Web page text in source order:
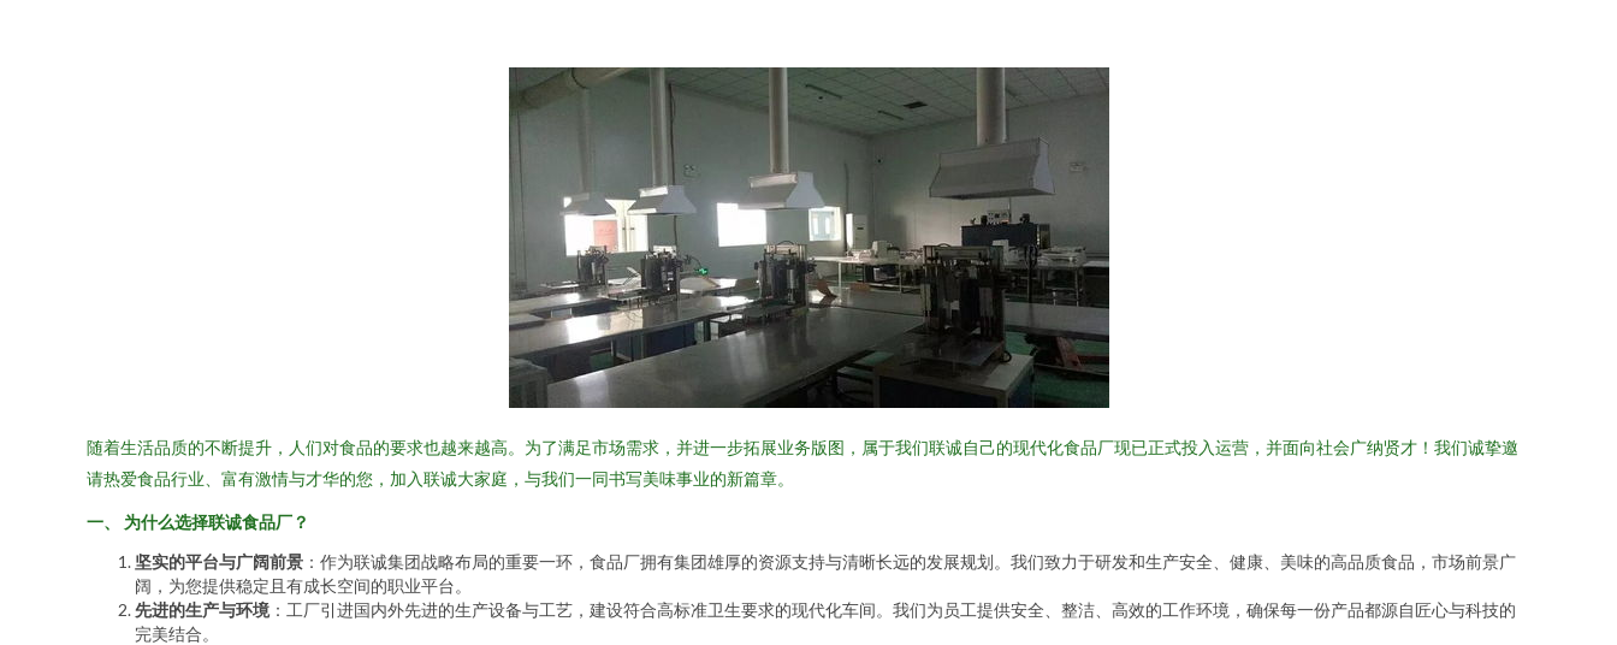
随着生活品质的不断提升，人们对食品的要求也越来越高。为了满足市场需求，并进一步拓展业务版图，属于我们联诚自己的现代化食品厂现已正式投入运营，并面向社会广纳贤才！我们诚挚邀
请热爱食品行业、富有激情与才华的您，加入联诚大家庭，与我们一同书写美味事业的新篇章。
一、 为什么选择联诚食品厂？
坚实的平台与广阔前景 ：作为联诚集团战略布局的重要一环，食品厂拥有集团雄厚的资源支持与清晰长远的发展规划。我们致力于研发和生产安全、健康、美味的高品质食品，市场前景广
阔，为您提供稳定且有成长空间的职业平台。
先进的生产与环境 ：工厂引进国内外先进的生产设备与工艺，建设符合高标准卫生要求的现代化车间。我们为员工提供安全、整洁、高效的工作环境，确保每一份产品都源自匠心与科技的
完美结合。